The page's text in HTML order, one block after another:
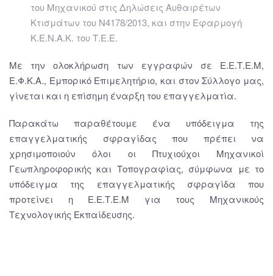
του Μηχανικού στις Δηλώσεις Αυθαιρέτων
Κτισμάτων του Ν4178/2013, και στην Εφαρμογή
Κ.Ε.Ν.Α.Κ. του Τ.Ε.Ε.
Με την ολοκλήρωση των εγγραφών σε Ε.Ε.Τ.Ε.Μ,
Ε.Φ.Κ.Α., Εμπορικό Επιμελητήριο, και στον Σύλλογο μας,
γίνεται και η επίσημη έναρξη του επαγγελματία.
Παρακάτω παραθέτουμε ένα υπόδειγμα της
επαγγελματικής σφραγίδας που πρέπει να
χρησιμοποιούν όλοι οι Πτυχιούχοι Μηχανικοί
Γεωπληροφορικής και Τοπογραφίας, σύμφωνα με το
υπόδειγμα της επαγγελματικής σφραγίδα που
προτείνει η Ε.Ε.Τ.Ε.Μ για τους Μηχανικούς
Τεχνολογικής Εκπαίδευσης.